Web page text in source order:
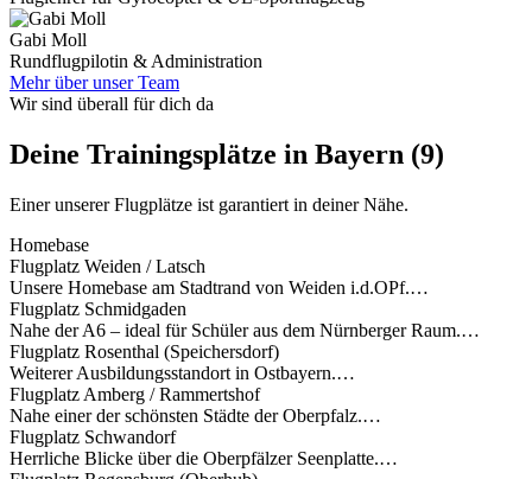
Gabi Moll
Rundflugpilotin & Administration
Mehr über unser Team
Wir sind überall für dich da
Deine Trainingsplätze in Bayern (9)
Einer unserer Flugplätze ist garantiert in deiner Nähe.
Homebase
Flugplatz Weiden / Latsch
Unsere Homebase am Stadtrand von Weiden i.d.OPf.…
Flugplatz Schmidgaden
Nahe der A6 – ideal für Schüler aus dem Nürnberger Raum.…
Flugplatz Rosenthal (Speichersdorf)
Weiterer Ausbildungsstandort in Ostbayern.…
Flugplatz Amberg / Rammertshof
Nahe einer der schönsten Städte der Oberpfalz.…
Flugplatz Schwandorf
Herrliche Blicke über die Oberpfälzer Seenplatte.…